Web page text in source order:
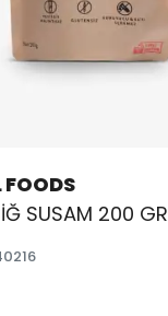
SUSAM 200 GR